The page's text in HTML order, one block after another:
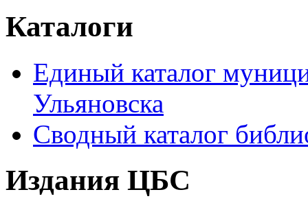
Каталоги
Единый каталог
Ульяновска
Сводный каталог
Издания ЦБС